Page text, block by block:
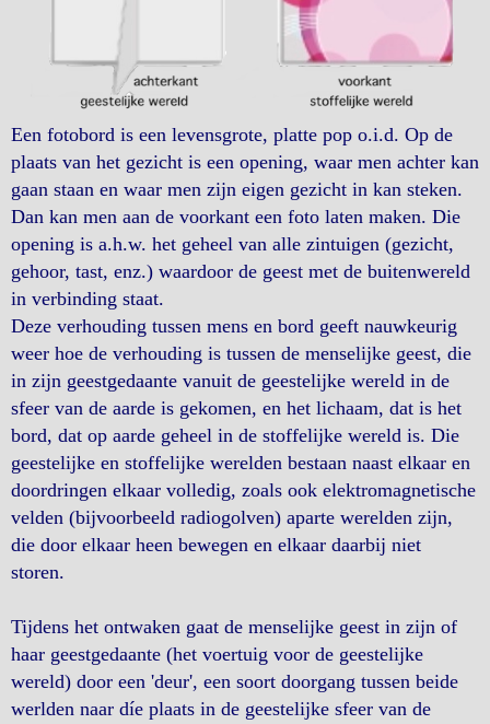
Een fotobord is een levensgrote, platte pop o.i.d. Op de
plaats van het gezicht is een opening, waar men achter kan
gaan staan en waar men zijn eigen gezicht in kan steken.
Dan kan men aan de voorkant een foto laten maken. Die
opening is a.h.w. het geheel van alle zintuigen (gezicht,
gehoor, tast, enz.) waardoor de geest met de buitenwereld
in verbinding staat.
Deze verhouding tussen mens en bord geeft nauwkeurig
weer hoe de verhouding is tussen de menselijke geest, die
in zijn geestgedaante vanuit de geestelijke wereld in de
sfeer van de aarde is gekomen, en het lichaam, dat is het
bord, dat op aarde geheel in de stoffelijke wereld is. Die
geestelijke en stoffelijke werelden bestaan naast elkaar en
doordringen elkaar volledig, zoals ook elektromagnetische
velden (bijvoorbeeld radiogolven) aparte werelden zijn,
die door elkaar heen bewegen en elkaar daarbij niet
storen.
Tijdens het ontwaken gaat de menselijke geest in zijn of
haar geestgedaante (het voertuig voor de geestelijke
wereld) door een 'deur', een soort doorgang tussen beide
werlden naar díe plaats in de geestelijke sfeer van de